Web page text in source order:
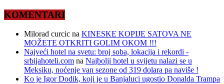
KOMENTARI
Milorad curcic na KINESKE KOPIJE SATOVA NE
MOŽETE OTKRITI GOLIM OKOM !!!
Najveći hotel na svetu: broj soba, lokacija i rekordi -
srbijahoteli.com na Najbolji hotel u svijetu nalazi se u
Meksiku, noćenje van sezone od 319 dolara pa naviše !
Ko je Igor Dodik, koji je u Banjaluci ugostio Donalda Trampa